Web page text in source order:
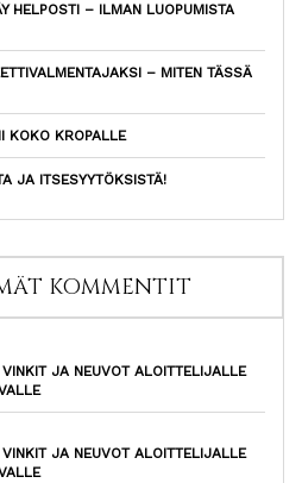
HELPOSTI – ILMAN LUOPUMISTA
– MITEN TÄSSÄ
KOKO KROPALLE
JA ITSESYYTÖKSISTÄ!
KOMMENTIT
JA NEUVOT ALOITTELIJALLE
JA NEUVOT ALOITTELIJALLE